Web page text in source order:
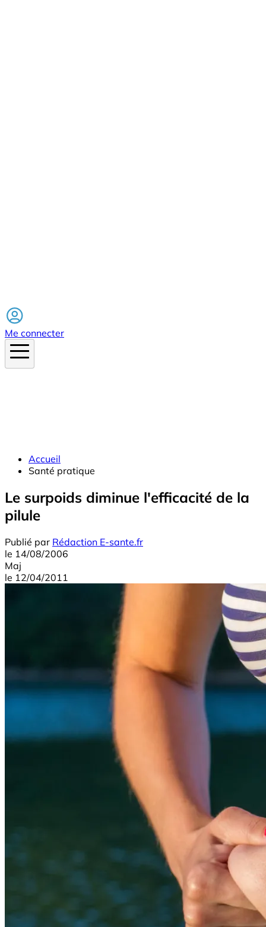
Me connecter
Accueil
Santé pratique
Le surpoids diminue l'efficacité de la
pilule
Publié par Rédaction E-sante.fr
le 14/08/2006
Maj
le 12/04/2011